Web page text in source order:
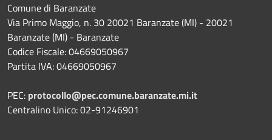
Comune di Baranzate
Via Primo Maggio, n. 30 20021 Baranzate (MI) - 20021
Baranzate (MI) - Baranzate
Codice Fiscale: 04669050967
Partita IVA: 04669050967
PEC: protocollo@pec.comune.baranzate.mi.it
Centralino Unico: 02-91246901